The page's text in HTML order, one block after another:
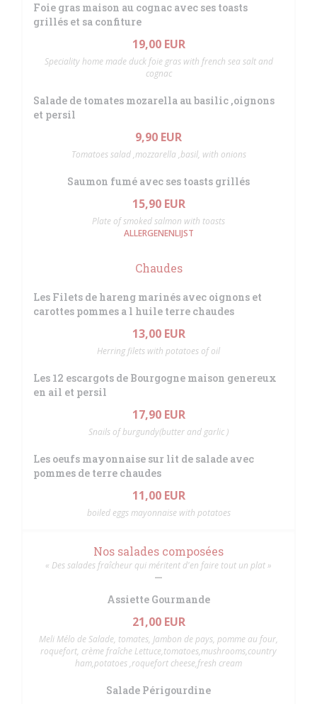
Foie gras maison au cognac avec ses toasts
grillés et sa confiture
19,00 EUR
Speciality home made duck foie gras with french sea salt and
cognac
Salade de tomates mozarella au basilic ,oignons
et persil
9,90 EUR
Tomatoes salad ,mozzarella ,basil, with onions
Saumon fumé avec ses toasts grillés
15,90 EUR
Plate of smoked salmon with toasts
ALLERGENENLIJST
Chaudes
Les Filets de hareng marinés avec oignons et
carottes pommes a l huile terre chaudes
13,00 EUR
Herring filets with potatoes of oil
Les 12 escargots de Bourgogne maison genereux
en ail et persil
17,90 EUR
Snails of burgundy(butter and garlic )
Les oeufs mayonnaise sur lit de salade avec
pommes de terre chaudes
11,00 EUR
boiled eggs mayonnaise with potatoes
Nos salades composées
« Des salades fraîcheur qui méritent d'en faire tout un plat »
Assiette Gourmande
21,00 EUR
Meli Mélo de Salade, tomates, Jambon de pays, pomme au four,
roquefort, crème fraîche Lettuce,tomatoes,mushrooms,country
ham,potatoes ,roquefort cheese,fresh cream
Salade Périgourdine